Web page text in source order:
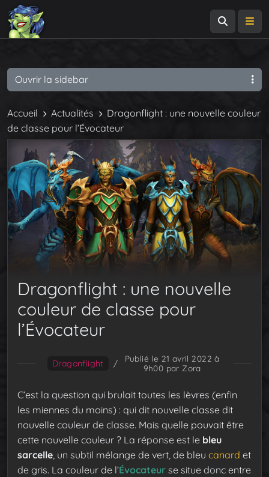
Accueil Actualités
Dragonflight : une nouvelle couleur
de classe pour l’Évocateur
Dragonflight : une nouvelle
couleur de classe pour
l’Évocateur
Dragonflight /
Publié le 21 avril 2022 à
9h00 par Zora
C’est la question qui brulait toutes les lèvres (enfin
les miennes du moins) : qui dit nouvelle classe dit
nouvelle couleur de classe. Mais quelle pouvait être
cette nouvelle couleur ? La réponse est le bleu
sarcelle, un subtil mélange de vert, de bleu canard et
de gris. La couleur de l’Évocateur se situe donc entre
Ouvrir la sidebar